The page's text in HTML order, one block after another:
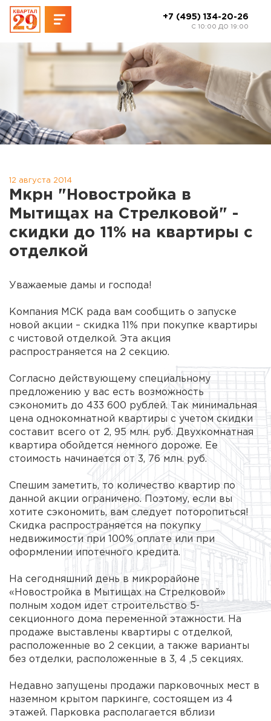
+7 (495) 134-20-26
C 10:00 ДО 19:00
12 августа 2014
Мкрн "Новостройка в
Мытищах на Стрелковой" -
скидки до 11% на квартиры с
отделкой
Уважаемые дамы и господа!
Компания МСК рада вам сообщить о запуске
новой акции – скидка 11% при покупке квартиры
с чистовой отделкой. Эта акция
распространяется на 2 секцию.
Согласно действующему специальному
предложению у вас есть возможность
сэкономить до 433 600 рублей. Так минимальная
цена однокомнатной квартиры с учетом скидки
составит всего от 2, 95 млн. руб. Двухкомнатная
квартира обойдется немного дороже. Ее
стоимость начинается от 3, 76 млн. руб.
Спешим заметить, то количество квартир по
данной акции ограничено. Поэтому, если вы
хотите сэкономить, вам следует поторопиться!
Скидка распространяется на покупку
недвижимости при 100% оплате или при
оформлении ипотечного кредита.
На сегодняшний день в микрорайоне
«Новостройка в Мытищах на Стрелковой»
полным ходом идет строительство 5-
секционного дома переменной этажности. На
продаже выставлены квартиры с отделкой,
расположенные во 2 секции, а также варианты
без отделки, расположенные в 3, 4 ,5 секциях.
Недавно запущены продажи парковочных мест в
наземном крытом паркинге, состоящем из 4
этажей. Парковка располагается вблизи